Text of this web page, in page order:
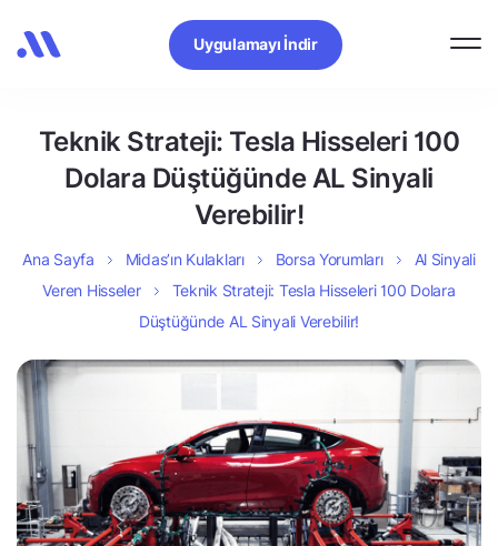
Uygulamayı İndir
Teknik Strateji: Tesla Hisseleri 100
Dolara Düştüğünde AL Sinyali
Verebilir!
Ana Sayfa Midas’ın Kulakları Borsa Yorumları
Al Sinyali
Veren Hisseler
Teknik Strateji: Tesla Hisseleri 100 Dolara
Düştüğünde AL Sinyali Verebilir!